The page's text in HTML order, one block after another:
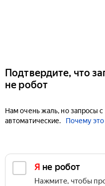
Подтвердите, что
не робот
Нам очень жаль, но запросы
автоматические.
Почему
Я не робот
Нажмите, чтобы